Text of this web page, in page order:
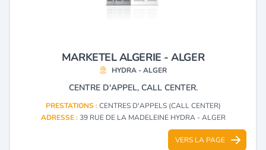
MARKETEL ALGERIE - ALGER
HYDRA - ALGER
CENTRE D'APPEL, CALL CENTER.
PRESTATIONS :CENTRES D'APPELS (CALL CENTER)
ADRESSE :39 RUE DE LA MADELEINE HYDRA - ALGER
VERS LA PAGE